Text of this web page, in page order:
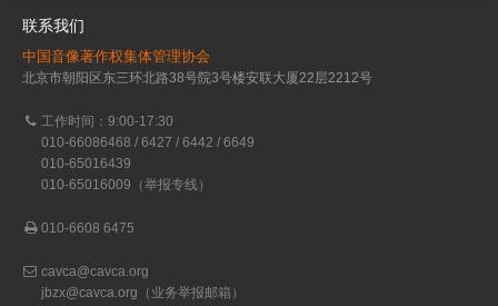
联系我们
中国音像著作权集体管理协会
北京市朝阳区东三环北路38号院3号楼安联大厦22层2212号
工作时间：9:00-17:30
010-66086468 / 6427 / 6442 / 6649
010-65016439
010-65016009（举报专线）
010-6608 6475
cavca@cavca.org
jbzx@cavca.org （业务举报邮箱）